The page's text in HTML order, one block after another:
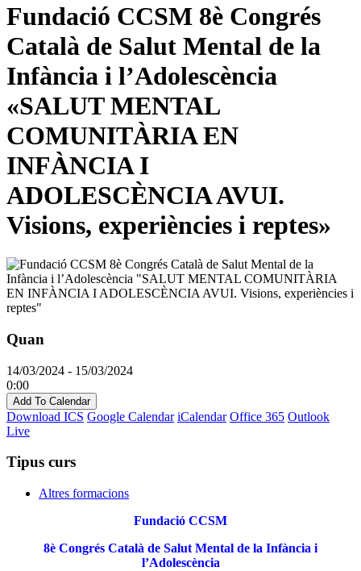
Fundació CCSM 8è Congrés
Català de Salut Mental de la
Infància i l’Adolescència
«SALUT MENTAL
COMUNITÀRIA EN
INFÀNCIA I
ADOLESCÈNCIA AVUI.
Visions, experiències i reptes»
Quan
14/03/2024 - 15/03/2024
0:00
Add To Calendar
Download ICS Google Calendar iCalendar Office 365 Outlook
Live
Tipus curs
Altres formacions
Fundació CCSM
8è Congrés Català de Salut Mental de la Infància i
l’Adolescència